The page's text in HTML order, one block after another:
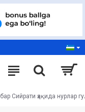
Сийрати ҳақида нурлар